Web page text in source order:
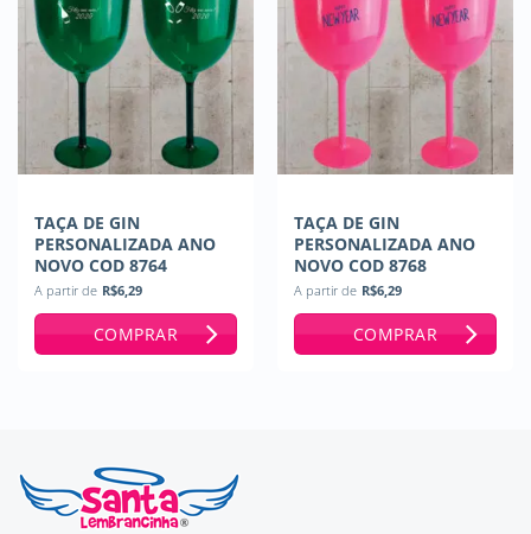
TAÇA DE GIN
PERSONALIZADA ANO
NOVO COD 8764
A partir de R$6,29
COMPRAR
TAÇA DE GIN
PERSONALIZADA ANO
NOVO COD 8768
A partir de R$6,29
COMPRAR